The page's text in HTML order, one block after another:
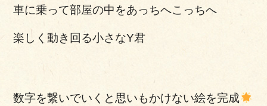
車に乗って部屋の中をあっちへこっちへ
楽しく動き回る小さなY君
数字を繋いでいくと思いもかけない絵を完成